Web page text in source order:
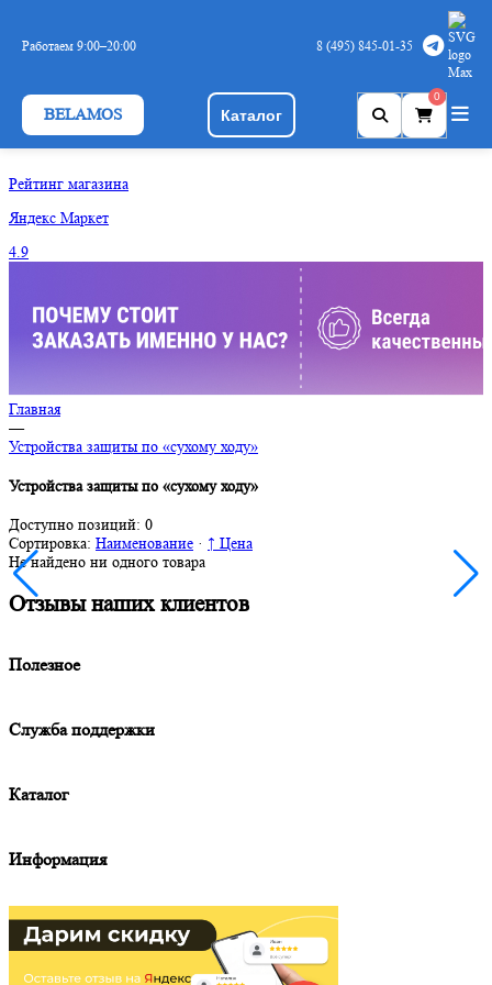
Работаем 9:00–20:00 8 (495) 845-01-35
BELAMOS Каталог
0
Принять
Рейтинг магазина
Яндекс Маркет
4.9
Главная
—
Устройства защиты по «сухому ходу»
Устройства защиты по «сухому ходу»
Доступно позиций: 0
Сортировка: Наименование · ↑ Цена
Не найдено ни одного товара
Отзывы наших клиентов
Полезное
Служба поддержки
Каталог
Информация